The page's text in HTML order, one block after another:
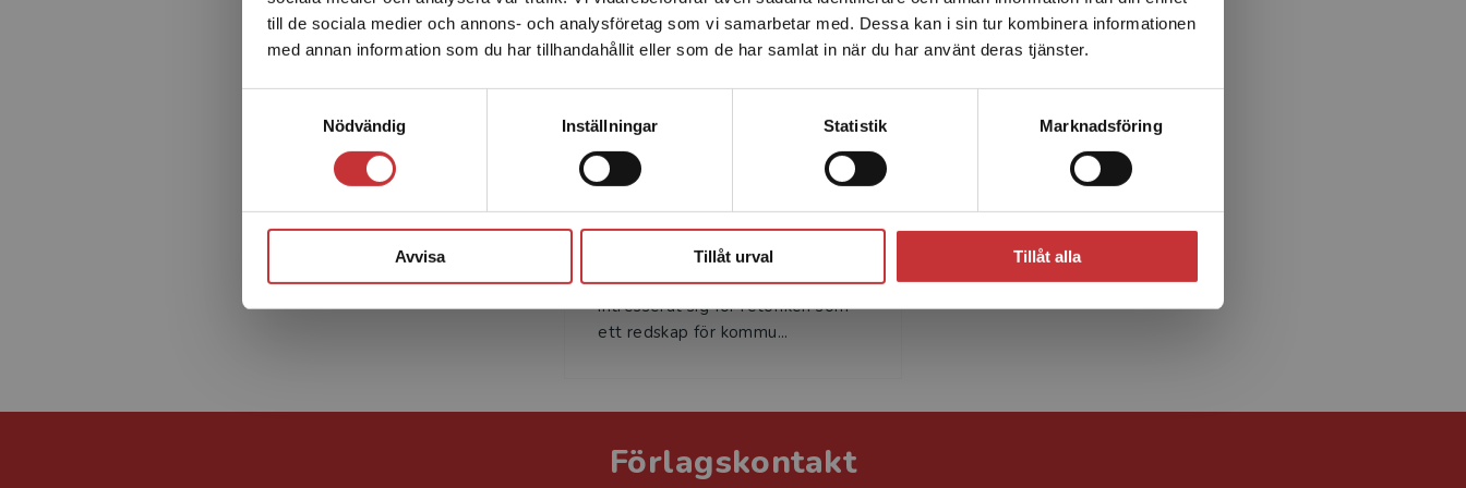
till de sociala medier och annons- och analysföretag som vi samarbetar med. Dessa kan i sin tur kombinera informationen
med annan information som du har tillhandahållit eller som de har samlat in när du har använt deras tjänster.
Nödvändig
Inställningar Statistik Marknadsföring
Avvisa Tillåt urval Tillåt alla
Sverige. För att kunna slutföra ett köp måste
leveransadressen vara i Sverige.Läs mer
Lennart Hellspong är professor
emeritus i retorik vid Södertörns
högskola. Han har särskilt
intresserat sig för retoriken som
ett redskap för kommu...
Förlagskontakt